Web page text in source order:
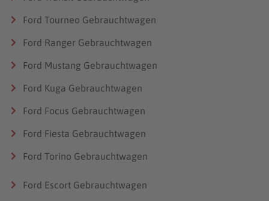
Front
Tankinhalt
Diesel
Leergewicht
2.540 kg
Ford Tourneo Gebrauchtwagen
Ford Ranger Gebrauchtwagen
Ford Mustang Gebrauchtwagen
Ford Kuga Gebrauchtwagen
Ford Focus Gebrauchtwagen
Ford Fiesta Gebrauchtwagen
Ford Torino Gebrauchtwagen
Ford Escort Gebrauchtwagen